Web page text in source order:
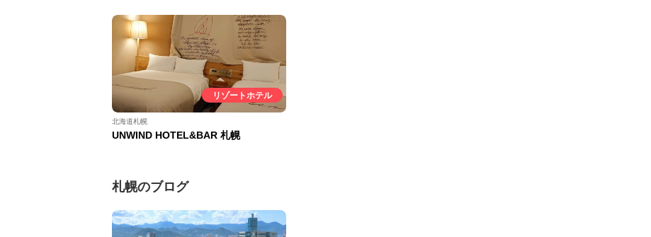
リゾートホテル
北海道札幌
UNWIND HOTEL&BAR 札幌
札幌のブログ